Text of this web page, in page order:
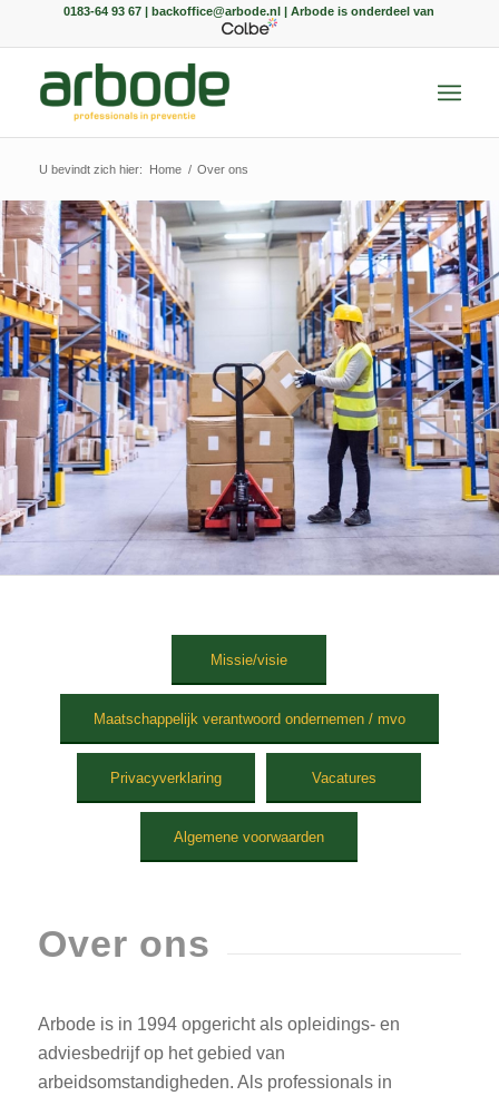
0183-64 93 67 | backoffice@arbode.nl | Arbode is onderdeel van
U bevindt zich hier: Home / Over ons
Missie/visie
Maatschappelijk verantwoord ondernemen / mvo
Privacyverklaring Vacatures
Algemene voorwaarden
Over ons
Arbode is in 1994 opgericht als opleidings- en
adviesbedrijf op het gebied van
arbeidsomstandigheden. Als professionals in